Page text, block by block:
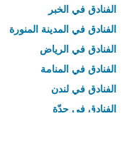
الفنادق في الخبر
الفنادق في المدينة المنورة
الفنادق في الرياض
الفنادق في المنامة
الفنادق في لندن
الفنادق في جدّة